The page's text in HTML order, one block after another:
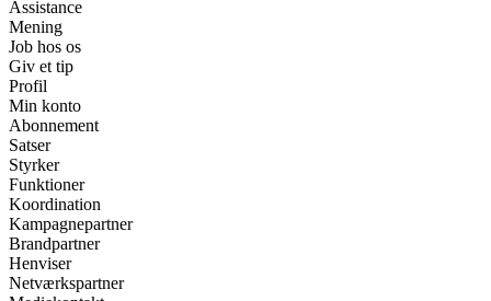
Assistance
Mening
Job hos os
Giv et tip
Profil
Min konto
Abonnement
Satser
Styrker
Funktioner
Koordination
Kampagnepartner
Brandpartner
Henviser
Netværkspartner